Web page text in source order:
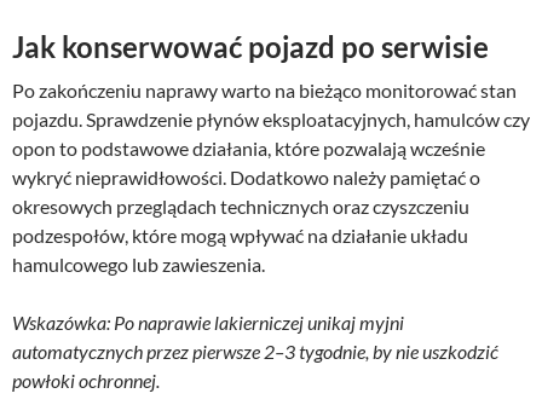
Jak konserwować pojazd po serwisie
Po zakończeniu naprawy warto na bieżąco monitorować stan
pojazdu. Sprawdzenie płynów eksploatacyjnych, hamulców czy
opon to podstawowe działania, które pozwalają wcześnie
wykryć nieprawidłowości. Dodatkowo należy pamiętać o
okresowych przeglądach technicznych oraz czyszczeniu
podzespołów, które mogą wpływać na działanie układu
hamulcowego lub zawieszenia.
Wskazówka: Po naprawie lakierniczej unikaj myjni
automatycznych przez pierwsze 2–3 tygodnie, by nie uszkodzić
powłoki ochronnej.